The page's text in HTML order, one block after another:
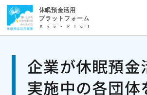
休眠預金活用
プラットフォーム
Kyu-Plat
企業が休眠預金
実施中の各団体